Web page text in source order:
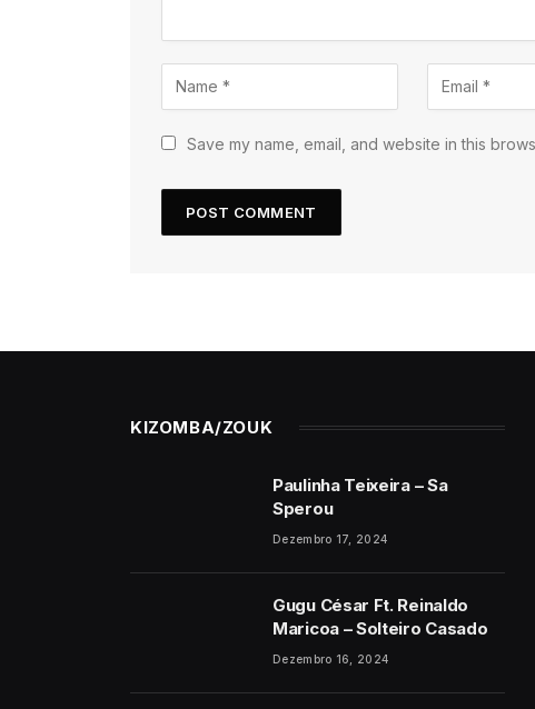
Save my name, email, and website in this
KIZOMBA/ZOUK
Paulinha Teixeira – Sa
Sperou
Dezembro 17, 2024
Gugu César Ft. Reinaldo
Maricoa – Solteiro Casado
Dezembro 16, 2024